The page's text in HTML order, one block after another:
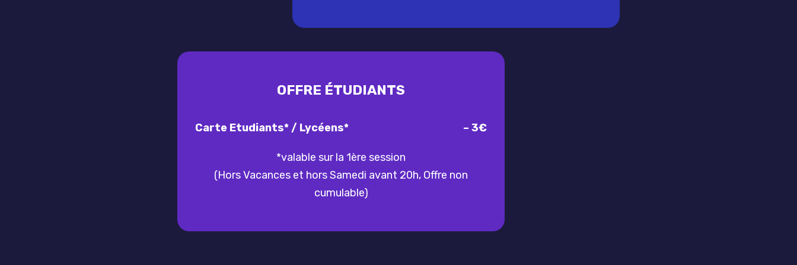
OFFRE ÉTUDIANTS
Carte Etudiants* / Lycéens* – 3€
*valable sur la 1ère session
(Hors Vacances et hors Samedi avant 20h, Offre non
cumulable)